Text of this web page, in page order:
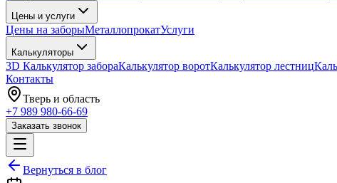
Цены и услуги
Цены на заборыМеталлопрокатУслуги
Калькуляторы
3D Калькулятор забораКалькулятор воротКалькулятор лестниц
Контакты
Тверь и область
+7 989 980-66-69
Заказать звонок
Вернуться в блог